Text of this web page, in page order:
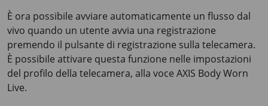
È ora possibile avviare automaticamente un flusso dal
vivo quando un utente avvia una registrazione
premendo il pulsante di registrazione sulla telecamera.
È possibile attivare questa funzione nelle impostazioni
del profilo della telecamera, alla voce AXIS BodyWorn
Live.